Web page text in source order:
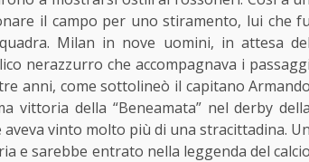
il campo per uno stiramento, lui che fu
Milan in nove uomini, in attesa del
nerazzurro che accompagnava i passaggi
anni, come sottolineò il capitano Armando
vittoria della “Beneamata” nel derby della
vinto molto più di una stracittadina. Un
e sarebbe entrato nella leggenda del calcio